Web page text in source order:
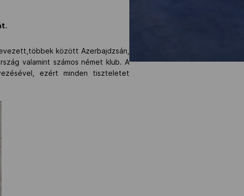
között Azerbajdzsán,
valamint számos német klub. A
ezért minden tiszteletet